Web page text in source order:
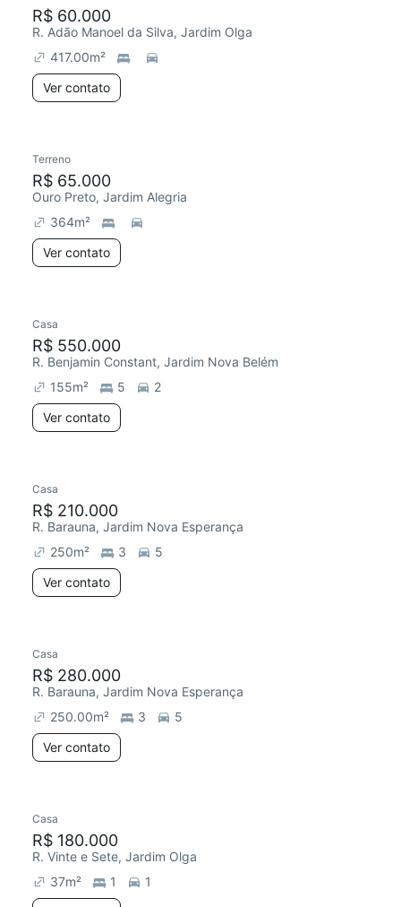
R$ 60.000
R. Adão Manoel da Silva, Jardim Olga
417.00m²
Ver contato
Terreno
R$ 65.000
Ouro Preto, Jardim Alegria
364m²
Ver contato
Casa
R$ 550.000
R. Benjamin Constant, Jardim Nova Belém
155m² 5
2
Ver contato
Casa
R$ 210.000
R. Barauna, Jardim Nova Esperança
250m² 3
5
Ver contato
Casa
R$ 280.000
R. Barauna, Jardim Nova Esperança
250.00m² 3
5
Ver contato
Casa
R$ 180.000
R. Vinte e Sete, Jardim Olga
37m² 1
1